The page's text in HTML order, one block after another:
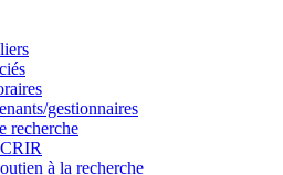
gestionnaires
recherche
à la recherche